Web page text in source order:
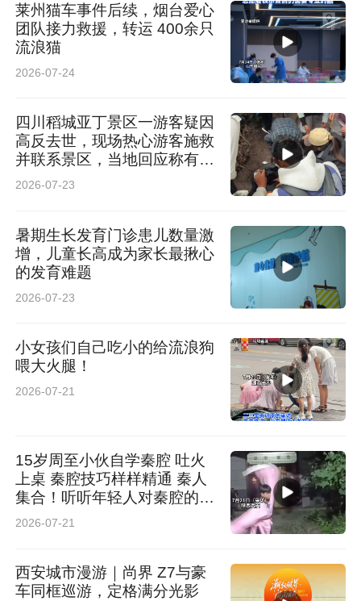
莱州猫车事件后续，烟台爱心
团队接力救援，转运 400余只
流浪猫
2026-07-24
四川稻城亚丁景区一游客疑因
高反去世，现场热心游客施救
并联系景区，当地回应称有基
础病，正联系家属
2026-07-23
暑期生长发育门诊患儿数量激
增，儿童长高成为家长最揪心
的发育难题
2026-07-23
小女孩们自己吃小的给流浪狗
喂大火腿！
2026-07-21
15岁周至小伙自学秦腔 吐火
上桌 秦腔技巧样样精通 秦人
集合！听听年轻人对秦腔的想
法
2026-07-21
西安城市漫游｜尚界 Z7与豪
车同框巡游，定格满分光影